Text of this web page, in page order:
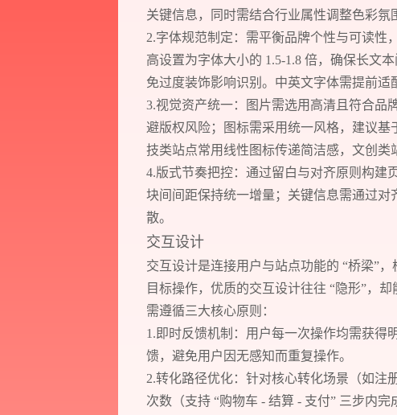
Think.
Design.
Develop.
Action.
关键信息，同时需结合行业属性调整色彩氛
2.字体规范制定：需平衡品牌个性与可读性
高设置为字体大小的 1.5-1.8 倍，确保长文
免过度装饰影响识别。中英文字体需提前适
3.视觉资产统一：图片需选用高清且符合品
避版权风险；图标需采用统一风格，建议
技类站点常用线性图标传递简洁感，文创类
4.版式节奏把控：通过留白与对齐原则构建
块间间距保持统一增量；关键信息需通过
散。
交互设计
交互设计是连接用户与站点功能的 “桥梁”
目标操作，优质的交互设计往往 “隐形”，
需遵循三大核心原则：
1.即时反馈机制：用户每一次操作均需获得
馈，避免用户因无感知而重复操作。
2.转化路径优化：针对核心转化场景（如注
次数（支持 “购物车 - 结算 - 支付” 三步内